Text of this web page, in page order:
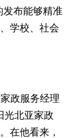
发布能够精准
学校、社会
政服务经理
光北亚家政
在他看来，